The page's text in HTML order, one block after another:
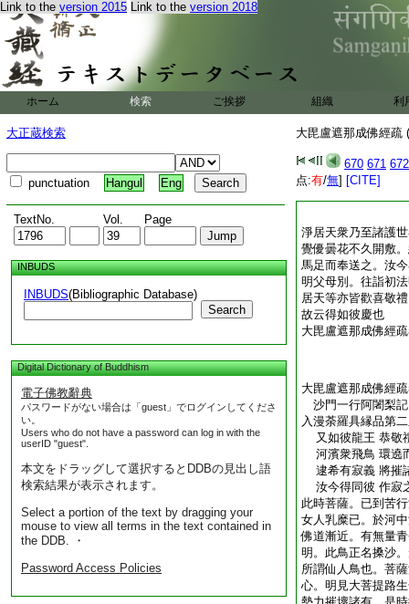
Link to the version 2015 Link to the version 2018
ホーム 検索 ご挨拶 組織 利
大正蔵検索
punctuation Hangul Eng
TextNo. Vol. Page
INBUDS
INBUDS(Bibliographic Database)
Search
Digital Dictionary of Buddhism
電子佛教辭典
パスワードがない場合は「guest」でログインしてくださ
い。
Users who do not have a password can log in with the
userID "guest".
本文をドラッグして選択するとDDBの見出し語
検索結果が表示されます。
Select a portion of the text by dragging your
mouse to view all terms in the text contained in
the DDB. ・
Password Access Policies
大毘盧遮那成佛經疏
670 671 672
点:有/無] [CITE]
淨居天衆乃至諸護
覺優曇花不久開敷
馬足而奉送之。汝
明父母別。往詣初
居天等亦皆歡喜敬
故云得如彼慶也
大毘盧遮那成佛經
大毘盧遮那成佛經
沙門一行阿闍梨
入漫荼羅具縁品第
又如彼龍王 恭敬
河濱衆飛鳥 環遶
逮希有寂義 將摧
汝今得同彼 作寂
此時菩薩。已到苦
女人乳糜已。於河
佛道漸近。有無量
明。此鳥正名搡沙
所謂仙人鳥也。菩
心。明見大菩提路